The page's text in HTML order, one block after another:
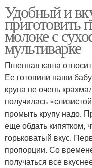
Каши в
Каша с
Любимая каша
Удобный и
молоке с
мультиварке
Пшенная каша
Ее готовили наши
крупа не очень
получилась
промыть крупу надо.
еще обдать кипятком,
горьковатый вкус.
пропорции. Со
получаться все